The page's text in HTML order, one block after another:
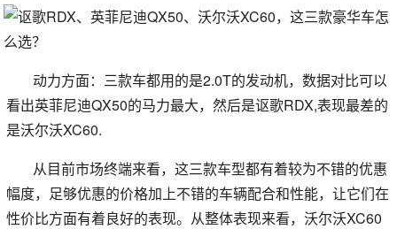
动力方面：三款车都用的是2.0T的发动机，数据对比可以
看出英菲尼迪QX50的马力最大，然后是讴歌RDX,表现最差的
是沃尔沃XC60.
从目前市场终端来看，这三款车型都有着较为不错的优惠
幅度，足够优惠的价格加上不错的车辆配合和性能，让它们在
性价比方面有着良好的表现。从整体表现来看，沃尔沃XC60